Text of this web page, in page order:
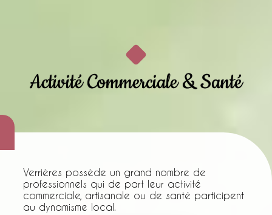
Activité Commerciale & Santé
Verrières possède un grand nombre de
professionnels qui de part leur activité
commerciale, artisanale ou de santé participent
au dynamisme local.